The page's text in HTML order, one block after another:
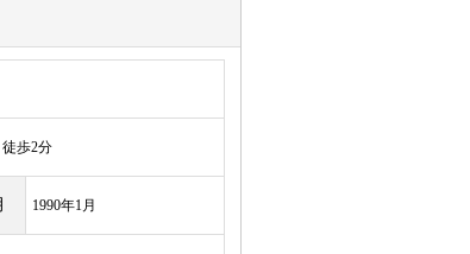
歩2分
1990年1月